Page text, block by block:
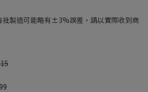
批製造可能略有±3%誤差，請以實際收到商